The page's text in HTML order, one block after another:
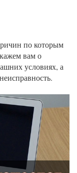
по которым
вам о
условиях, а